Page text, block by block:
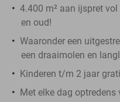
4.400 m² aan ijspret
en oud!
Waaronder een
een draaimolen en
Kinderen t/m 2 jaar
Met elke dag optredens